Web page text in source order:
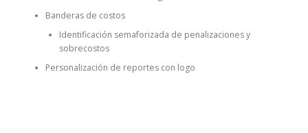
Banderas de costos
Identificación semaforizada de penalizaciones y
sobrecostos
Personalización de reportes con logo